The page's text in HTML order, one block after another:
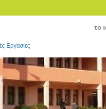
το
Εργασίες